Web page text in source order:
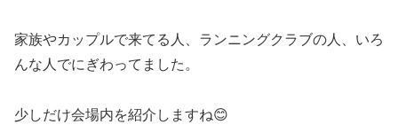
家族やカップルで来てる人、ランニングクラブの人、いろ
んな人でにぎわってました。
少しだけ会場内を紹介しますね😊